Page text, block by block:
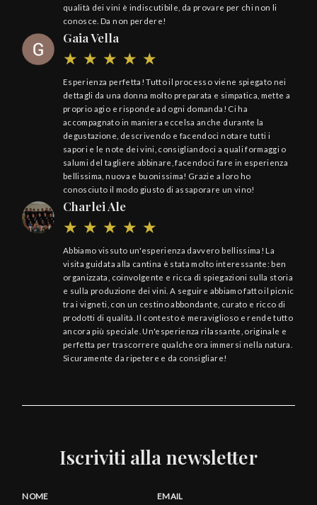
qualità dei vini è indiscutibile, da provare per chi non li
conosce. Da non perdere!
Gaia Vella
Esperienza perfetta! Tutto il processo viene spiegato nei
dettagli da una donna molto preparata e simpatica, mette a
proprio agio e risponde ad ogni domanda! Ci ha
accompagnato in maniera eccelsa anche durante la
degustazione, descrivendo e facendoci notare tutti i
sapori e le note dei vini, consigliandoci a quali formaggi o
salumi del tagliere abbinare, facendoci fare in esperienza
bellissima, nuova e buonissima! Grazie a loro ho
conosciuto il modo giusto di assaporare un vino!
Charlei Ale
Abbiamo vissuto un'esperienza davvero bellissima! La
visita guidata alla cantina è stata molto interessante: ben
organizzata, coinvolgente e ricca di spiegazioni sulla storia
e sulla produzione dei vini. A seguire abbiamo fatto il picnic
tra i vigneti, con un cestino abbondante, curato e ricco di
prodotti di qualità. Il contesto è meraviglioso e rende tutto
ancora più speciale. Un'esperienza rilassante, originale e
perfetta per trascorrere qualche ora immersi nella natura.
Sicuramente da ripetere e da consigliare!
Iscriviti alla newsletter
NOME EMAIL